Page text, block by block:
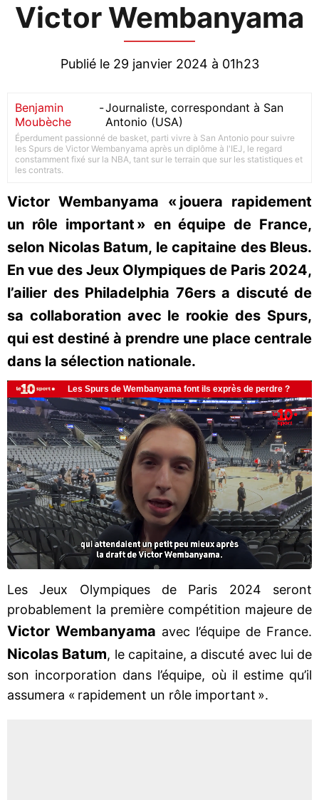
Victor Wembanyama
Publié le 29 janvier 2024 à 01h23
Benjamin
Moubèche
-Journaliste, correspondant à San
Antonio (USA)
Éperdument passionné de basket, parti vivre à San Antonio pour suivre
les Spurs de Victor Wembanyama après un diplôme à l'IEJ, le regard
constamment fixé sur la NBA, tant sur le terrain que sur les statistiques et
les contrats.
Victor Wembanyama « jouera rapidement
un rôle important » en équipe de France,
selon Nicolas Batum, le capitaine des Bleus.
En vue des Jeux Olympiques de Paris 2024,
l’ailier des Philadelphia 76ers a discuté de
sa collaboration avec le rookie des Spurs,
qui est destiné à prendre une place centrale
dans la sélection nationale.
Les Jeux Olympiques de Paris 2024 seront
probablement la première compétition majeure de
Victor Wembanyama avec l’équipe de France.
Nicolas Batum, le capitaine, a discuté avec lui de
son incorporation dans l’équipe, où il estime qu’il
assumera « rapidement un rôle important ».